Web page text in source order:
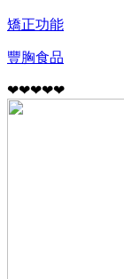
矯正功能
豐胸食品
❤❤❤❤❤